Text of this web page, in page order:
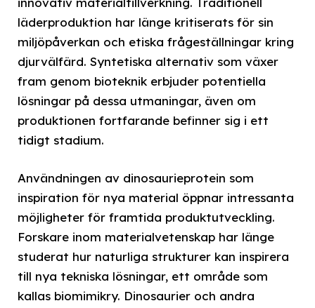
läderproduktion har länge kritiserats för sin
miljöpåverkan och etiska frågeställningar kring
djurvälfärd. Syntetiska alternativ som växer
fram genom bioteknik erbjuder potentiella
lösningar på dessa utmaningar, även om
produktionen fortfarande befinner sig i ett
tidigt stadium.
Användningen av dinosaurieprotein som
inspiration för nya material öppnar intressanta
möjligheter för framtida produktutveckling.
Forskare inom materialvetenskap har länge
studerat hur naturliga strukturer kan inspirera
till nya tekniska lösningar, ett område som
kallas biomimikry. Dinosaurier och andra